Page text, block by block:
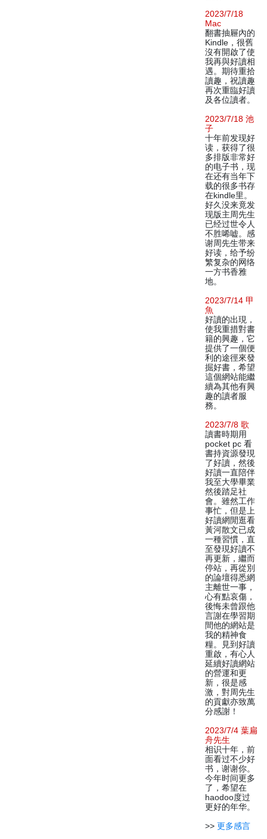
2023/7/18
Mac
翻書抽屜內的
Kindle，很舊
沒有開啟了使
我再與好讀相
遇。期待重拾
讀趣，祝讀趣
再次重臨好讀
及各位讀者。
2023/7/18 池
子
十年前发现好
读，获得了很
多排版非常好
的电子书，现
在还有当年下
载的很多书存
在kindle里。
好久没来竟发
现版主周先生
已经过世令人
不胜唏嘘。感
谢周先生带来
好读，给予纷
繁复杂的网络
一方书香雅
地。
2023/7/14 甲
魚
好讀的出現，
使我重措對書
籍的興趣，它
提供了一個便
利的途徑來發
掘好書，希望
這個網站能繼
續為其他有興
趣的讀者服
務。
2023/7/8 歌
讀書時期用
pocket pc 看
書持資源發現
了好讀，然後
好讀一直陪伴
我至大學畢業
然後踏足社
會。雖然工作
事忙，但是上
好讀網閒逛看
黃河散文已成
一種習慣，直
至發現好讀不
再更新，繼而
停站，再從別
的論壇得悉網
主離世一事，
心有點哀傷，
後悔未曾跟他
言謝在學習期
間他的網站是
我的精神食
糧。見到好讀
重啟，有心人
延續好讀網站
的營運和更
新，很是感
激，對周先生
的貢獻亦致萬
分感謝！
2023/7/4 葉扁
舟先生
相识十年，前
面看过不少好
书，谢谢你。
今年时间更多
了，希望在
haodoo度过
更好的年华。
>> 更多感言